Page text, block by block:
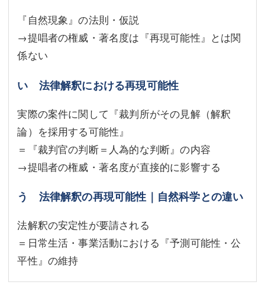
『自然現象』の法則・仮説
→提唱者の権威・著名度は『再現可能性』とは関
係ない
い 法律解釈における再現可能性
実際の案件に関して『裁判所がその見解（解釈
論）を採用する可能性』
＝『裁判官の判断＝人為的な判断』の内容
→提唱者の権威・著名度が直接的に影響する
う 法律解釈の再現可能性｜自然科学との違い
法解釈の安定性が要請される
＝日常生活・事業活動における『予測可能性・公
平性』の維持